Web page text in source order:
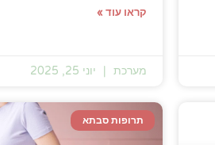
קראו עוד »
מערכת יוני 25, 2025
תרופות סבתא